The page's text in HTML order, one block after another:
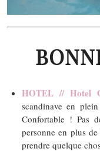
HOTEL // Hotel
scandinave en
Confortable ! Pas
personne en plus
prendre quelque